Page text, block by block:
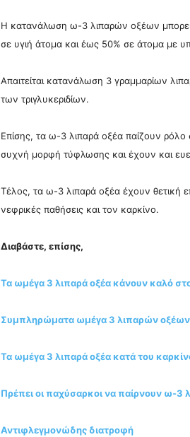
Η κατανάλωση ω-3 λιπαρών οξέων μπορεί
σε υγιή άτομα και έως 50% σε άτομα με
Απαιτείται κατανάλωση 3 γραμμαρίων
των τριγλυκεριδίων.
Επίσης, τα ω-3 λιπαρά οξέα παίζουν
συχνή μορφή τύφλωσης και έχουν και
Τέλος, τα ω-3 λιπαρά οξέα έχουν θετική
νεφρικές παθήσεις και τον καρκίνο.
Διαβάστε, επίσης,
Τα ωμέγα 3 λιπαρά οξέα κάνουν καλό
Συμπληρώματα ωμέγα 3 λιπαρών οξέων
Τα ωμέγα 3 λιπαρά οξέα κατά του
Πρέπει οι παχύσαρκοι να παίρνουν ω-3
Αντιφλεγμονώδης διατροφή